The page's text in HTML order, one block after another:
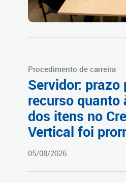
Procedimento de carreira
Servidor: prazo
recurso quanto
dos itens no
Vertical foi
05/08/2026